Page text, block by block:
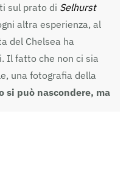
sul prato di Selhurst
altra esperienza, al
del Chelsea ha
Il fatto che non ci sia
una fotografia della
si può nascondere, ma